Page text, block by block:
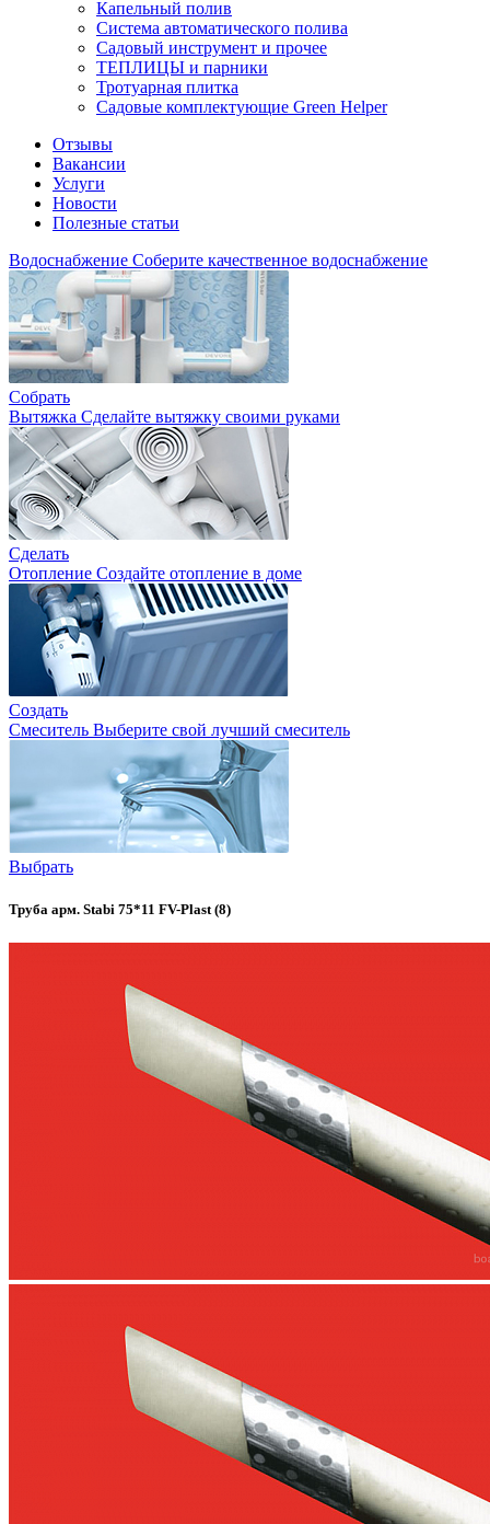
Капельный полив
Система автоматического полива
Садовый инструмент и прочее
ТЕПЛИЦЫ и парники
Тротуарная плитка
Садовые комплектующие Green Helper
Отзывы
Вакансии
Услуги
Новости
Полезные статьи
Водоснабжение Соберите качественное водоснабжение
Собрать
Вытяжка Сделайте вытяжку своими руками
Сделать
Отопление Создайте отопление в доме
Создать
Смеситель Выберите свой лучший смеситель
Выбрать
Труба арм. Stabi 75*11 FV-Plast (8)